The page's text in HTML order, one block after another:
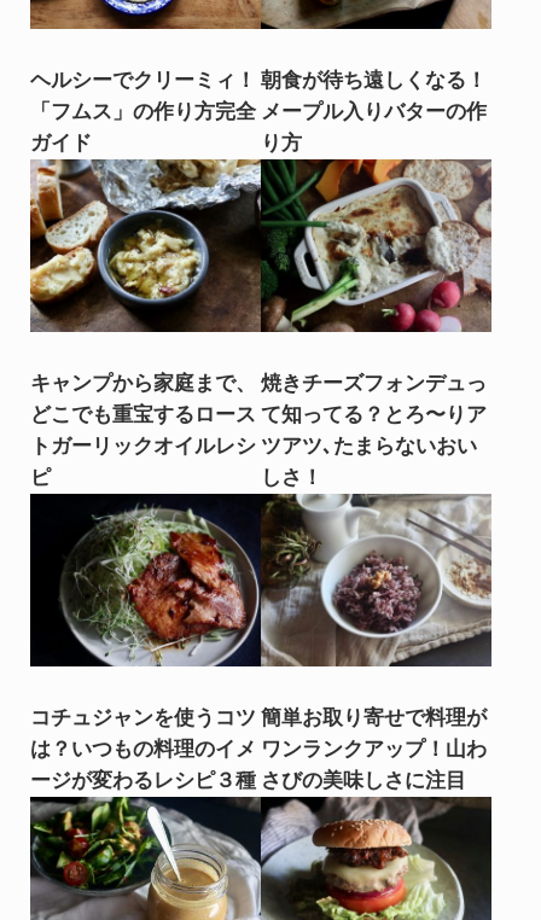
ヘルシーでクリーミィ！
「フムス」の作り方完全
ガイド
朝食が待ち遠しくなる！
メープル入りバターの作
り方
キャンプから家庭まで、
どこでも重宝するロース
トガーリックオイルレシ
ピ
焼きチーズフォンデュっ
て知ってる？とろ〜りア
ツアツ､たまらないおい
しさ！
コチュジャンを使うコツ
は？いつもの料理のイメ
ージが変わるレシピ３種
簡単お取り寄せで料理が
ワンランクアップ！山わ
さびの美味しさに注目